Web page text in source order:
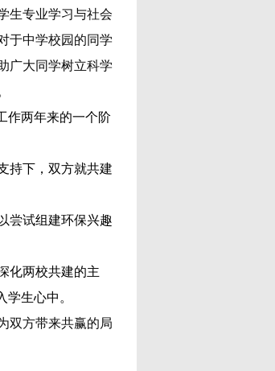
生专业学习与社会
于中学校园的同学
广大同学树立科学
作两年来的一个阶
持下，双方就共建
尝试组建环保兴趣
化两校共建的主
生心中。
双方带来共赢的局